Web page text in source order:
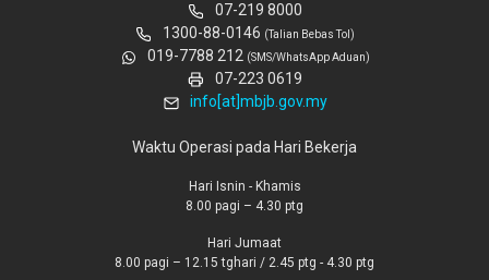
07-219 8000
1300-88-0146 (Talian Bebas Tol)
019-7788 212 (SMS/WhatsApp Aduan)
07-223 0619
info[at]mbjb.gov.my
Waktu Operasi pada Hari Bekerja
Hari Isnin - Khamis
8.00 pagi – 4.30 ptg
Hari Jumaat
8.00 pagi – 12.15 tghari / 2.45 ptg - 4.30 ptg